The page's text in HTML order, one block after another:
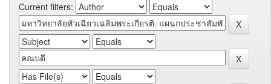
Current filters: